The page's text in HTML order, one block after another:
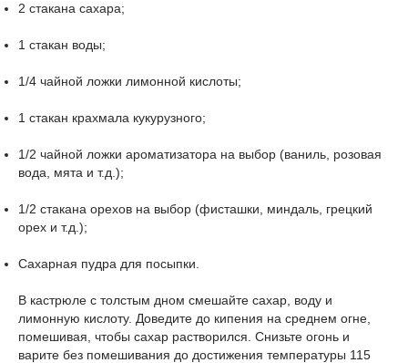
2 стакана сахара;
1 стакан воды;
1/4 чайной ложки лимонной кислоты;
1 стакан крахмала кукурузного;
1/2 чайной ложки ароматизатора на выбор (ваниль, розовая
вода, мята и т.д.);
1/2 стакана орехов на выбор (фисташки, миндаль, грецкий
орех и т.д.);
Сахарная пудра для посыпки.
В кастрюле с толстым дном смешайте сахар, воду и
лимонную кислоту. Доведите до кипения на среднем огне,
помешивая, чтобы сахар растворился. Снизьте огонь и
варите без помешивания до достижения температуры 115